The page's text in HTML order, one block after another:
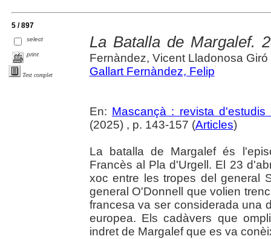
5 / 897
select
print
Text complet
La Batalla de Margalef.
Fernàndez, Vicent Lladonosa Giró
Gallart Fernàndez, Felip
En: Mascançà : revista
(2025) , p. 143-157 (Articles)
La batalla de Margalef és
Francès al Pla d'Urgell. El 23
xoc entre les tropes del general
general O'Donnell que volien
francesa va ser considerada una
europea. Els cadàvers que
indret de Margalef que es va